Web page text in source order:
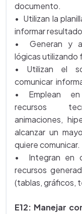
documento.
• Utilizan la
informar
• Generan y
lógicas utilizando
• Utilizan el
comunicar
• Emplean
recursos
animaciones,
alcanzar un
quiere comunicar.
• Integran en
recursos
(tablas, gráficos,
E12: Manejar